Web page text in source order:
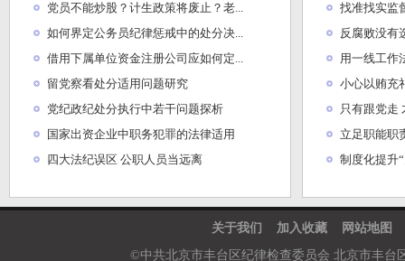
党员不能炒股？计生政策将废止？老...
如何界定公务员纪律惩戒中的处分决...
借用下属单位资金注册公司应如何定...
留党察看处分适用问题研究
党纪政纪处分执行中若干问题探析
国家出资企业中职务犯罪的法律适用
四大法纪误区 公职人员当远离
找准找实监
反腐败没有
用一线工作
小心以贿充
只有跟党走
立足职能职
制度化提升